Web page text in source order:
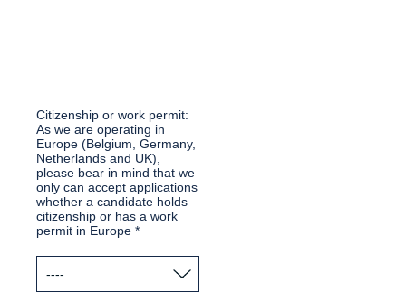
Citizenship or work permit:
As we are operating in
Europe (Belgium, Germany,
Netherlands and UK),
please bear in mind that we
only can accept applications
whether a candidate holds
citizenship or has a work
permit in Europe *